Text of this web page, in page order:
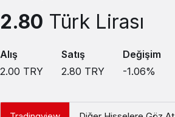
2.80 Türk Lirası
Alış
2.00 TRY
Satış
2.80 TRY
Değişim
-1.06%